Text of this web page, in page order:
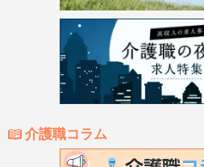
介護職コラム